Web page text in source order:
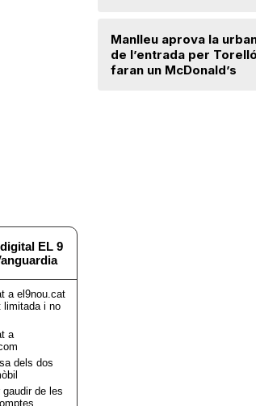
Manlleu aprova la
de l’entrada per
faran un McDonald’s